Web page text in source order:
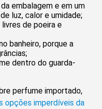
embalagem e em um
luz, calor e umidade;
de poeira e
banheiro, porque a
dentro do guarda-
perfume importado,
opções imperdíveis da